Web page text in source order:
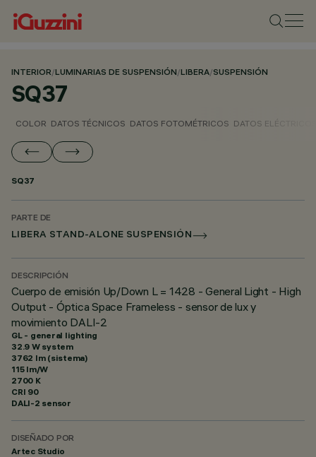
INTERIOR/LUMINARIAS DE SUSPENSIÓN/LIBERA/SUSPENSIÓN
SQ37
COLOR DATOS TÉCNICOS DATOS FOTOMÉTRICOS DATOS
SQ37
PARTE DE
LIBERA STAND-ALONE SUSPENSIÓN
DESCRIPCIÓN
Cuerpo de emisión Up/Down L = 1428 - General Light - High
Output - Óptica Space Frameless - sensor de lux y
movimiento DALI-2
GL - general lighting
32.9 W system
3762 lm (sistema)
115 lm/W
2700 K
CRI 90
DALI-2 sensor
DISEÑADO POR
Artec Studio